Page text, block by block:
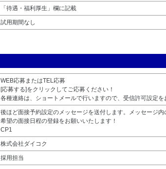
「待遇・福利厚生」欄に記載
試用期間なし
WEB応募またはTEL応募
[応募する]をクリックしてご応募ください！
各種連絡は、ショートメールで行いますので、受信許可設定を
後ほど面接予約設定のメッセージを送付します。メッセージ
希望の面接日程の登録をお願いいたします！
CP1
株式会社ダイコク
採用担当